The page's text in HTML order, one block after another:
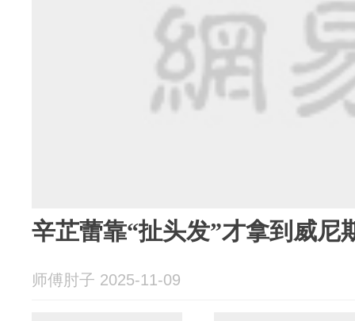
辛芷蕾靠“扯头发”才拿到威尼
师傅肘子 2025-11-09